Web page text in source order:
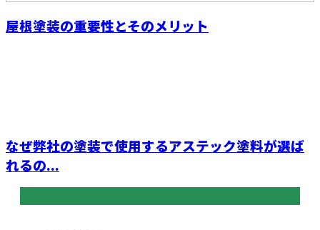
屋根塗装の重要性とそのメリット
なぜ弊社の塗装で使用するアステック塗料が選ば
れるの...